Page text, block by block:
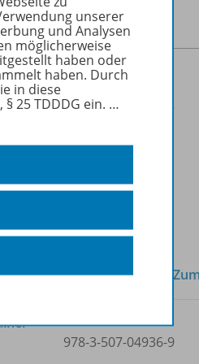
978-3-507-04935-2
978-3-507-04936-9
unserer
und Analysen
möglicherweise
haben oder
haben. Durch
in diese
25 TDDDG ein. …